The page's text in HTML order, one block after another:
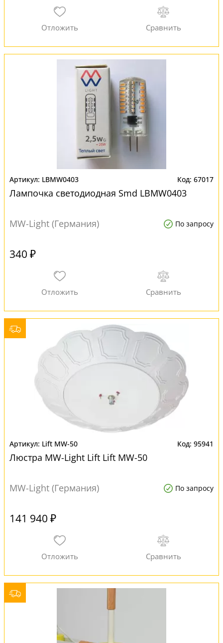
LBMW0403 67017
Лампочка светодиодная Smd LBMW0403
MW-Light (Германия) По запросу
340 ₽
Lift MW-50 95941
Люстра MW-Light Lift Lift MW-50
MW-Light (Германия) По запросу
141 940 ₽